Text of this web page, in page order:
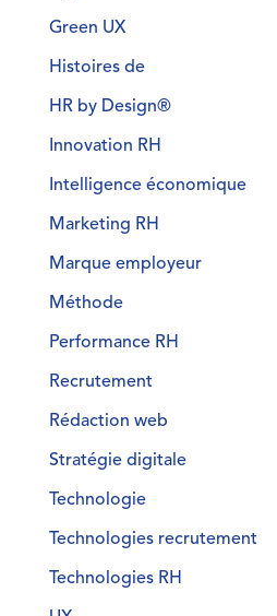
Green UX
Histoires de
HR by Design®
Innovation RH
Intelligence économique
Marketing RH
Marque employeur
Méthode
Performance RH
Recrutement
Rédaction web
Stratégie digitale
Technologie
Technologies recrutement
Technologies RH